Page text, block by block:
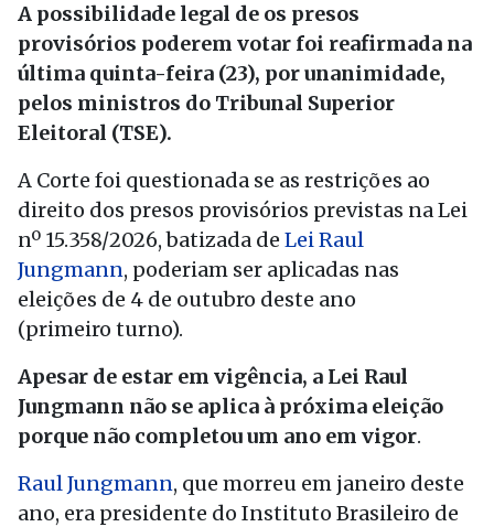
A possibilidade legal de os presos
provisórios poderem votar foi reafirmada na
última quinta-feira (23), por unanimidade,
pelos ministros do Tribunal Superior
Eleitoral (TSE).
A Corte foi questionada se as restrições ao
direito dos presos provisórios previstas na Lei
nº 15.358/2026, batizada de Lei Raul
Jungmann, poderiam ser aplicadas nas
eleições de 4 de outubro deste ano
(primeiro turno).
Apesar de estar em vigência, a Lei Raul
Jungmann não se aplica à próxima eleição
porque não completou um ano em vigor.
Raul Jungmann, que morreu em janeiro deste
ano, era presidente do Instituto Brasileiro de